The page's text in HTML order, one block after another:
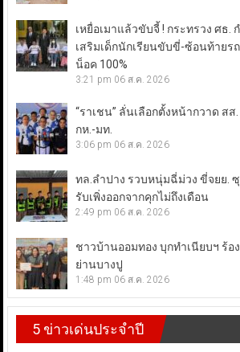
เหยื่อเมาแล้วขับจี้ ! กระทรวง ศธ.
เสริมเด็กนักเรียนขับขี่-ซ้อนท้ายร
น็อค 100%
3:21 pm 06 ส.ค. 2026
“ราเชน” ลั่นเลือกตั้งหน้ากวาด สส
กห.-มท.
3:06 pm 06 ส.ค. 2026
ทล.ลำปาง รวบหนุ่มฉี่ม่วง ขี่จยย.
รับเพิ่งออกจากคุกไม่ถึงเดือน
2:49 pm 06 ส.ค. 2026
ชาวบ้านออมทอง บุกทำเนียบฯ ร้
ย่านบางปู
1:48 pm 06 ส.ค. 2026
5 ข่าวเด่นประจำปี